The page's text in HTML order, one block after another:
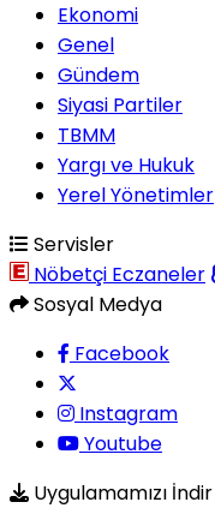
Ekonomi
Genel
Gündem
Siyasi Partiler
TBMM
Yargı ve Hukuk
Yerel Yönetimler
Servisler
Nöbetçi Eczaneler
Sosyal Medya
Facebook
Instagram
Youtube
Uygulamamızı İndir